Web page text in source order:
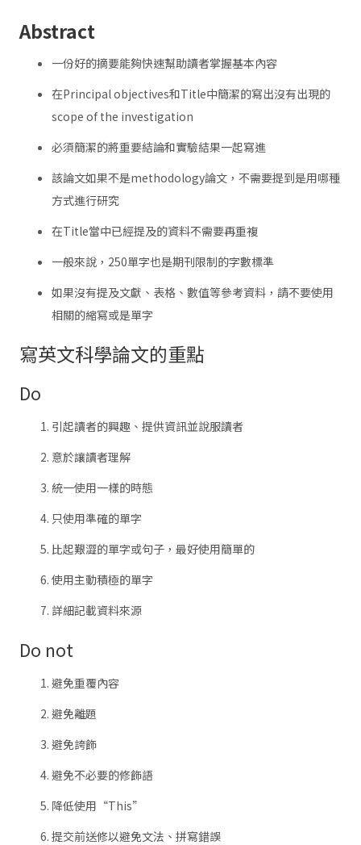
Abstract
一份好的摘要能夠快速幫助讀者掌握基本內容
在Principal objectives和Title中簡潔的寫出沒有出現的
scope of the investigation
必須簡潔的將重要結論和實驗結果一起寫進
該論文如果不是methodology論文，不需要提到是用哪種
方式進行研究
在Title當中已經提及的資料不需要再重複
一般來說，250單字也是期刊限制的字數標準
如果沒有提及文獻、表格、數值等參考資料，請不要使用
相關的縮寫或是單字
寫英文科學論文的重點
Do
引起讀者的興趣、提供資訊並說服讀者
意於讓讀者理解
統一使用一樣的時態
只使用準確的單字
比起艱澀的單字或句子，最好使用簡單的
使用主動積極的單字
詳細記載資料來源
Do not
避免重覆內容
避免離題
避免誇飾
避免不必要的修飾語
降低使用“This”
提交前送修以避免文法、拼寫錯誤